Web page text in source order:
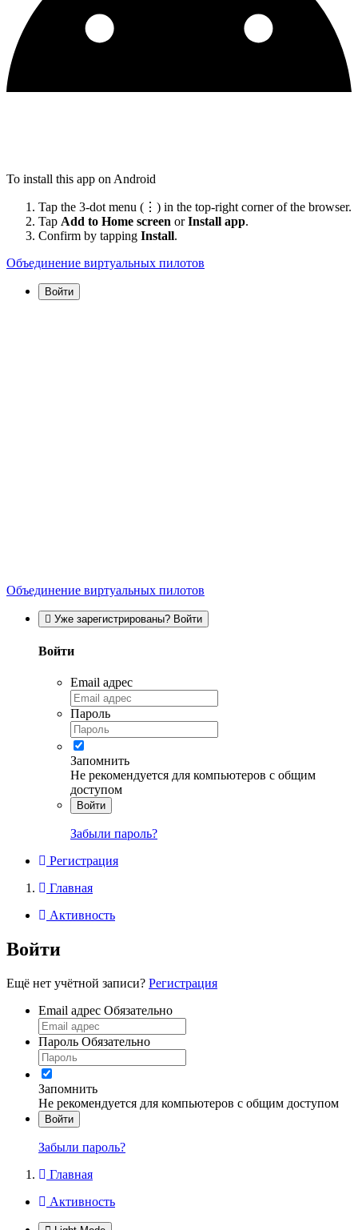
To install this app on Android
Tap the 3-dot menu (⋮) in the top-right corner of the browser.
Tap Add to Home screen orInstall app.
Confirm by tapping Install.
Объединение виртуальных пилотов
Войти
Объединение виртуальных пилотов
Уже зарегистрированы? Войти
Войти
Email адрес
Пароль
Запомнить
Не рекомендуется для компьютеров с общим
доступом
Войти
Забыли пароль?
Регистрация
Главная
Активность
Войти
Ещё нет учётной записи? Регистрация
Email адрес Обязательно
Пароль Обязательно
Запомнить
Не рекомендуется для компьютеров с общим доступом
Войти
Забыли пароль?
Главная
Активность